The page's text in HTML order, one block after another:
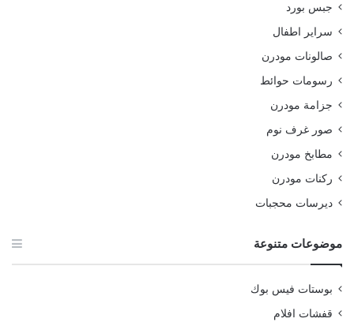
جبس بورد
سراير اطفال
صالونات مودرن
رسومات حوائط
جزامة مودرن
صور غرف نوم
مطابخ مودرن
ركنات مودرن
ديرسات محجبات
موضوعات متنوعة
بوستات فيس بوك
قفشات افلام